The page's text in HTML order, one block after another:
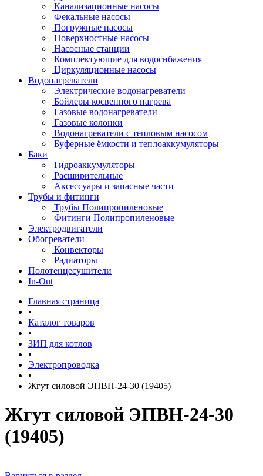
Канализационные насосы
Фекальные насосы
Погружные насосы
Поверхностные насосы
Насосные станции
Комплектующие для водоснбажения
Циркуляционные насосы
Водонагреватели
Электрические водонагреватели
Бойлеры косвенного нагрева
Газовые водонагреватели
Газовые колонки
Водонагреватели с тепловым насосом
Буферные ёмкости и теплоаккумуляторы
Баки
Гидроаккумуляторы
Расширительные
Аксессуары и запасные части
Трубы и фитинги
Трубы Полипропиленовые
Фитинги Полипропиленовые
Электродвигатели
Обогреватели
Конвекторы
Радиаторы
Полотенцесушители
In-Out
Главная страница
•
Каталог товаров
•
ЗИП для котлов
•
Электропроводка
•
Жгут силовой ЭПВН-24-30 (19405)
Жгут силовой ЭПВН-24-30
(19405)